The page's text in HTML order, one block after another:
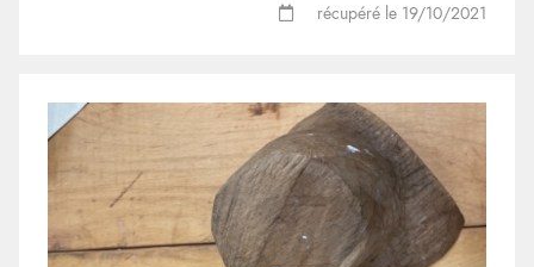
récupéré le 19/10/2021